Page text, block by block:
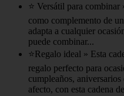
⭐ Versátil para combinar
como complemento de
adapta a cualquier
puede combinar...
⭐Regalo ideal » Esta
regalo perfecto para
cumpleaños,
afecto, con esta cadena